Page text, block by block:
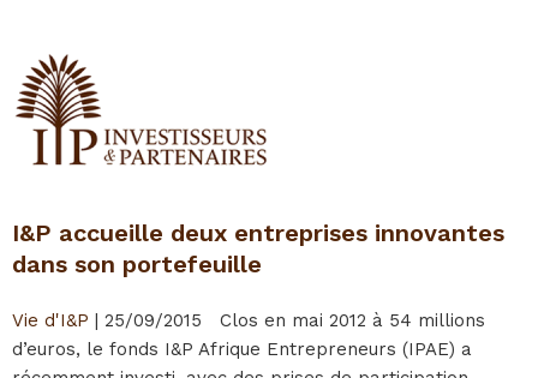
I&P accueille deux entreprises innovantes
dans son portefeuille
Vie d'I&P | 25/09/2015 Clos en mai 2012 à 54 millions
d’euros, le fonds I&P Afrique Entrepreneurs (IPAE) a